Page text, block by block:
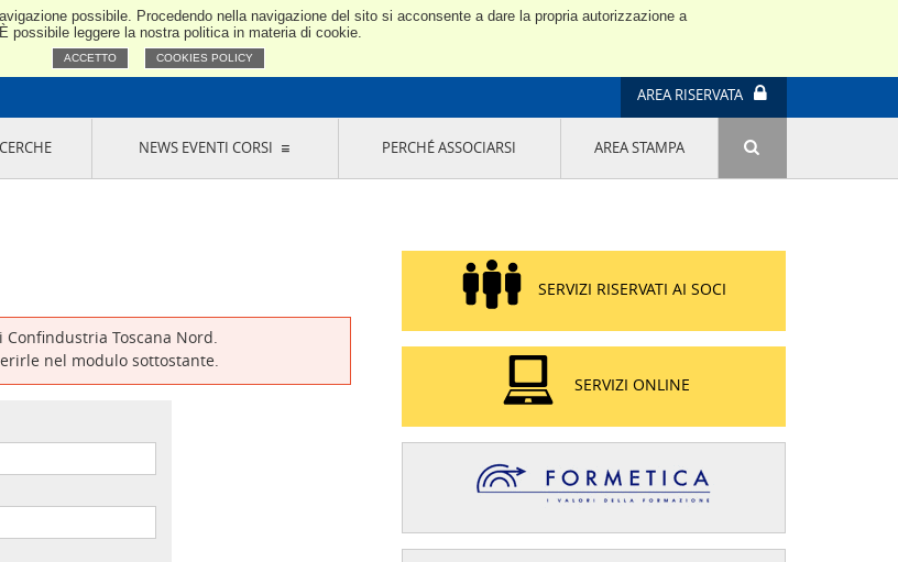
possibile. Procedendo nella navigazione del sito si acconsente a dare la propria autorizzazione a
leggere la nostra politica in materia di cookie.
ACCETTO COOKIES POLICY
Toscana Nord
AREA RISERVATA
GRUPPI DI ACQUISTO
EDIZIONE
PROGETTO LU.ME.
IL MANAGER DELLA SOSTENIBILITÀ NEL
DISTRETTO TESSILE PRATESE
GRUPPO IMPRENDITORIA FEMMINILE
SOSTENIBILITÀ
NEWS EVENTI CORSI PERCHÉ ASSOCIARSI AREA STAMPA
Toscana Nord.
nel modulo sottostante.
SERVIZI RISERVATI AI SOCI
SERVIZI ONLINE